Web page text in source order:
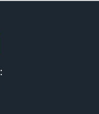
: